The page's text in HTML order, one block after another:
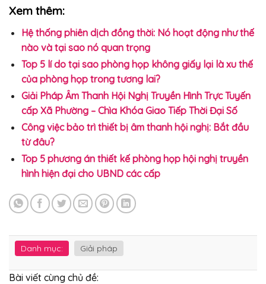
Xem thêm:
Hệ thống phiên dịch đồng thời: Nó hoạt động như thế
nào và tại sao nó quan trọng
Top 5 lí do tại sao phòng họp không giấy lại là xu thế
của phòng họp trong tương lai?
Giải Pháp Âm Thanh Hội Nghị Truyền Hình Trực Tuyến
cấp Xã Phường – Chìa Khóa Giao Tiếp Thời Đại Số
Công việc bảo trì thiết bị âm thanh hội nghị: Bắt đầu
từ đâu?
Top 5 phương án thiết kế phòng họp hội nghị truyền
hình hiện đại cho UBND các cấp
Danh mục: Giải pháp
Bài viết cùng chủ đề: